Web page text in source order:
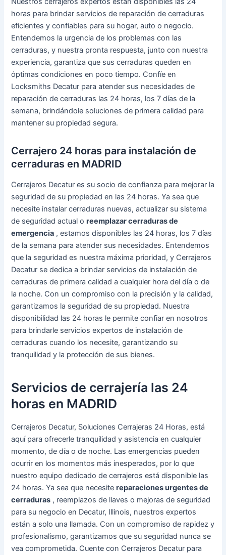
horas para brindar servicios de reparación de cerraduras
eficientes y confiables para su hogar, auto o negocio.
Entendemos la urgencia de los problemas con las
cerraduras, y nuestra pronta respuesta, junto con nuestra
experiencia, garantiza que sus cerraduras queden en
óptimas condiciones en poco tiempo. Confíe en
Locksmiths Decatur para atender sus necesidades de
reparación de cerraduras las 24 horas, los 7 días de la
semana, brindándole soluciones de primera calidad para
mantener su propiedad segura.
Cerrajero 24 horas para instalación de
cerraduras en MADRID
Cerrajeros Decatur es su socio de confianza para mejorar la
seguridad de su propiedad en las 24 horas. Ya sea que
necesite instalar cerraduras nuevas, actualizar su sistema
de seguridad actual oreemplazar cerraduras de
emergencia , estamos disponibles las 24 horas, los 7 días
de la semana para atender sus necesidades. Entendemos
que la seguridad es nuestra máxima prioridad, y Cerrajeros
Decatur se dedica a brindar servicios de instalación de
cerraduras de primera calidad a cualquier hora del día o de
la noche. Con un compromiso con la precisión y la calidad,
garantizamos la seguridad de su propiedad. Nuestra
disponibilidad las 24 horas le permite confiar en nosotros
para brindarle servicios expertos de instalación de
cerraduras cuando los necesite, garantizando su
tranquilidad y la protección de sus bienes.
Servicios de cerrajería las 24
horas en MADRID
Cerrajeros Decatur, Soluciones Cerrajeras 24 Horas, está
aquí para ofrecerle tranquilidad y asistencia en cualquier
momento, de día o de noche. Las emergencias pueden
ocurrir en los momentos más inesperados, por lo que
nuestro equipo dedicado de cerrajeros está disponible las
24 horas. Ya sea que necesitereparaciones urgentes de
cerraduras , reemplazos de llaves o mejoras de seguridad
para su negocio en Decatur, Illinois, nuestros expertos
están a solo una llamada. Con un compromiso de rapidez y
profesionalismo, garantizamos que su seguridad nunca se
vea comprometida. Cuente con Cerrajeros Decatur para